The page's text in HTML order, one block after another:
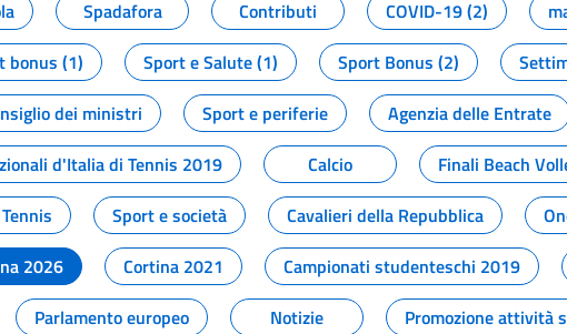
Spadafora Contributi COVID-19 (2)
bonus (1) Sport e Salute (1) Sport Bonus (2)
dei ministri Sport e periferie Agenzia delle Entrate
d'Italia di Tennis 2019 Calcio Finali Beach
Sport e società Cavalieri della Repubblica
2026 Cortina 2021 Campionati studenteschi 2019
Parlamento europeo Notizie Promozione attività